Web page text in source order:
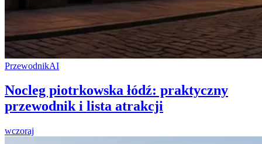
PrzewodnikAI
Nocleg piotrkowska łódź: praktyczny
przewodnik i lista atrakcji
wczoraj